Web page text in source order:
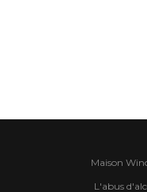
Maison
L'abus